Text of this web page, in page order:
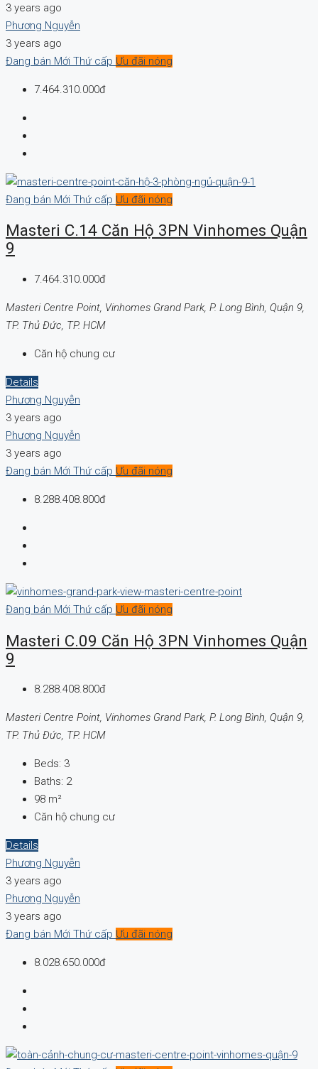
3 years ago
Phương Nguyễn
3 years ago
Đang bán Mới Thứ cấp Ưu đãi nóng
7.464.310.000đ
Đang bán Mới Thứ cấp Ưu đãi nóng
Masteri C.14 Căn Hộ 3PN Vinhomes Quận
9
7.464.310.000đ
Masteri Centre Point, Vinhomes Grand Park, P. Long Bình, Quận 9,
TP. Thủ Đức, TP. HCM
Căn hộ chung cư
Details
Phương Nguyễn
3 years ago
Phương Nguyễn
3 years ago
Đang bán Mới Thứ cấp Ưu đãi nóng
8.288.408.800đ
Đang bán Mới Thứ cấp Ưu đãi nóng
Masteri C.09 Căn Hộ 3PN Vinhomes Quận
9
8.288.408.800đ
Masteri Centre Point, Vinhomes Grand Park, P. Long Bình, Quận 9,
TP. Thủ Đức, TP. HCM
Beds: 3
Baths: 2
98 m²
Căn hộ chung cư
Details
Phương Nguyễn
3 years ago
Phương Nguyễn
3 years ago
Đang bán Mới Thứ cấp Ưu đãi nóng
8.028.650.000đ